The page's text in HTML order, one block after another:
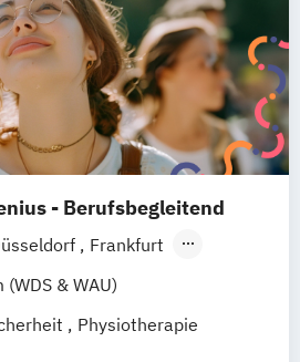
- Berufsbegleitend
Frankfurt
München
Erfurt Stuttgart
& WAU)
Physiotherapie